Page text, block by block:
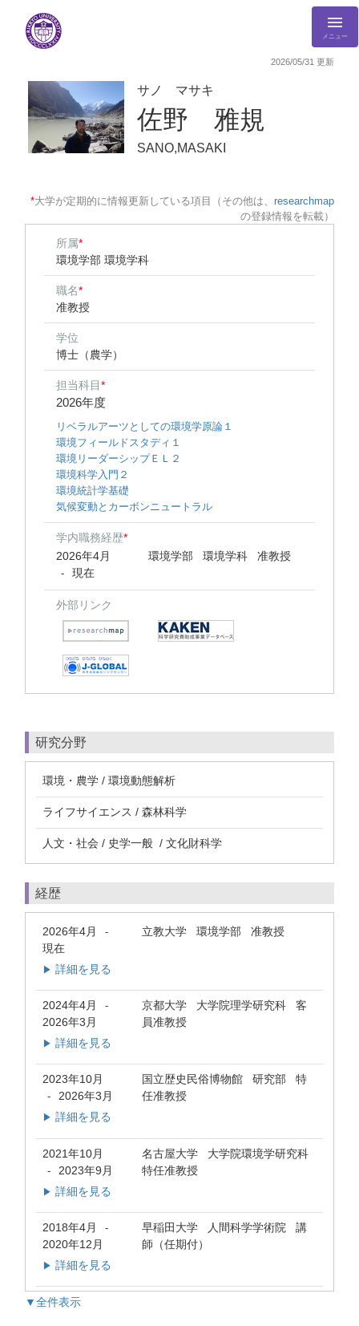
メニュー
2026/05/31 更新
サノ マサキ
佐野 雅規
SANO,MASAKI
*大学が定期的に情報更新している項目（その他は、 researchmap
の登録情報を転載）
所属*
環境学部 環境学科
職名*
准教授
学位
博士（農学）
担当科目*
2026年度
リベラルアーツとしての環境学原論１
環境フィールドスタディ１
環境リーダーシップＥＬ２
環境科学入門２
環境統計学基礎
気候変動とカーボンニュートラル
学内職務経歴*
2026年4月
- 現在
環境学部 環境学科 准教授
外部リンク
研究分野
環境・農学 / 環境動態解析
ライフサイエンス / 森林科学
人文・社会 / 史学一般 / 文化財科学
経歴
2026年4月 -
現在
立教大学 環境学部 准教授
▶ 詳細を見る
2024年4月 -
2026年3月
京都大学 大学院理学研究科 客
員准教授
▶ 詳細を見る
2023年10月
- 2026年3月
国立歴史民俗博物館 研究部 特
任准教授
▶ 詳細を見る
2021年10月
- 2023年9月
名古屋大学 大学院環境学研究科
特任准教授
▶ 詳細を見る
2018年4月 -
2020年12月
早稲田大学 人間科学学術院 講
師（任期付）
▶ 詳細を見る
▼全件表示